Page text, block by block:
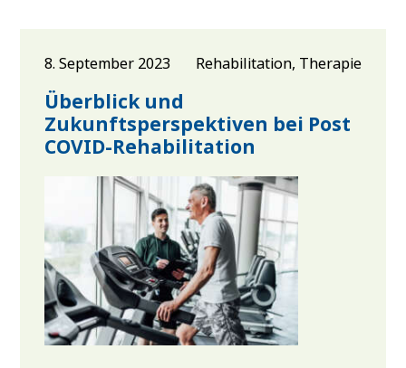
8. September 2023 Rehabilitation, Therapie
Überblick und
Zukunftsperspektiven bei Post
COVID-Rehabilitation